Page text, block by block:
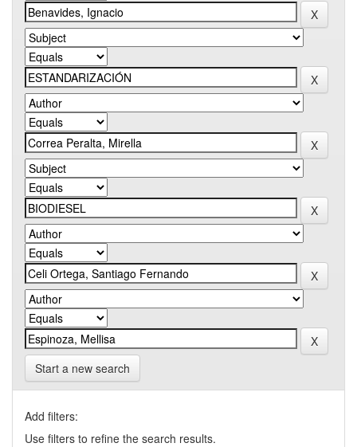
Start a new search
Add filters:
Use filters to refine the search results.